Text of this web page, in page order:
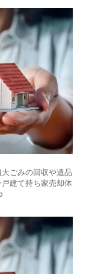
ごみの回収や遺品
建て持ち家売却体